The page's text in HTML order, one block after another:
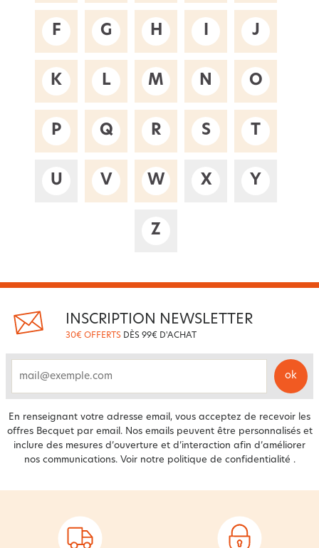
F G H I J
K L M N O
P Q R S T
U V W X Y
Z
INSCRIPTION NEWSLETTER
30€ OFFERTS DÈS 99€ D'ACHAT
ok
En renseignant votre adresse email, vous acceptez de recevoir les
offres Becquet par email. Nos emails peuvent être personnalisés et
inclure des mesures d’ouverture et d’interaction afin d’améliorer
nos communications. Voir notre politique de confidentialité .